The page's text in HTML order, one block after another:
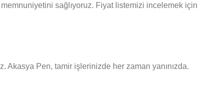
sağlıyoruz. Fiyat listemizi incelemek için
Akasya Pen, tamir işlerinizde her zaman yanınızda.